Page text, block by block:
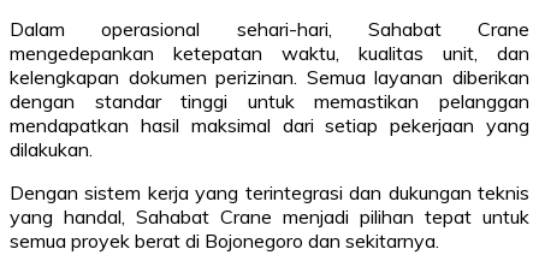
Dalam operasional sehari-hari, Sahabat Crane
mengedepankan ketepatan waktu, kualitas unit, dan
kelengkapan dokumen perizinan. Semua layanan diberikan
dengan standar tinggi untuk memastikan pelanggan
mendapatkan hasil maksimal dari setiap pekerjaan yang
dilakukan.
Dengan sistem kerja yang terintegrasi dan dukungan teknis
yang handal, Sahabat Crane menjadi pilihan tepat untuk
semua proyek berat di Bojonegoro dan sekitarnya.